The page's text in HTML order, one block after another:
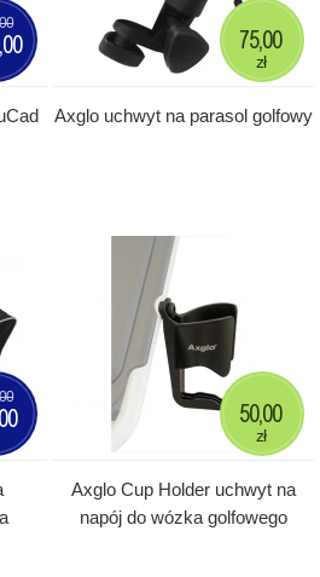
Axglo uchwyt na parasol golfowy
75,00
zł
Axglo Cup Holder uchwyt na
napój do wózka golfowego
50,00
zł